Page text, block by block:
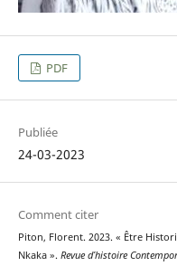
PDF
Publiée
24-03-2023
Comment citer
Piton, Florent. 2023. « Être
Nkaka ». Revue d’histoire